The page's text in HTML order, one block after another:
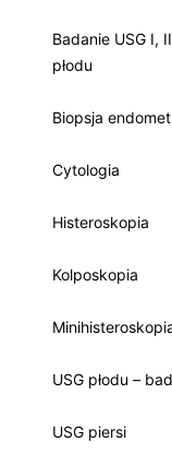
Badanie USG I,
płodu
Biopsja
Cytologia
Histeroskopia
Kolposkopia
USG płodu –
USG piersi